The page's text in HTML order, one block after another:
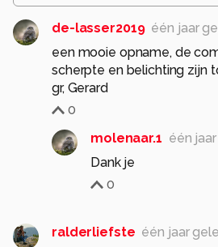
de-lasser2019 één jaar
een mooie opname, de
scherpte en belichting zijn
gr, Gerard
0
molenaar.1 één
Dank je
0
ralderliefste één jaar